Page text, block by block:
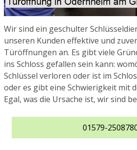
Wir sind ein geschulter
unseren Kunden effektive und
Türöffnungen an. Es gibt viele
ins Schloss gefallen sein kann:
Schlüssel verloren oder ist im
oder es gibt eine Schwierigkeit mit
Egal, was die Ursache ist, wir sind
01579-